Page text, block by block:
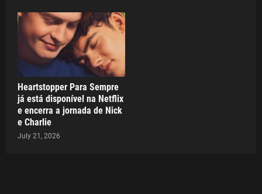
Heartstopper Para Sempre
já está disponível na Netflix
e encerra a jornada de Nick
e Charlie
July 21, 2026